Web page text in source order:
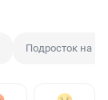
Подросток на